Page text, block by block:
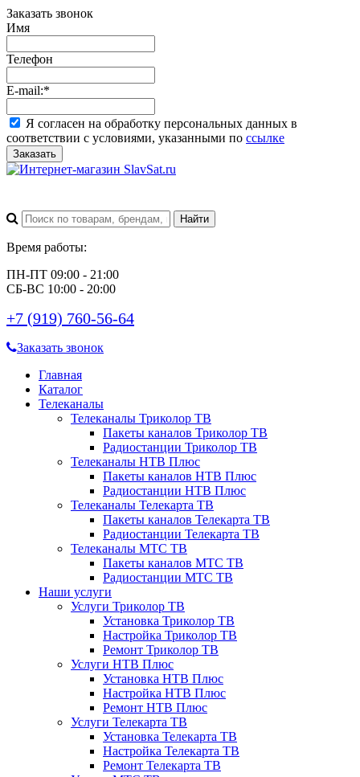
Заказать звонок
Имя
Телефон
E-mail:*
Я согласен на обработку персональных данных в
соответствии с условиями, указанными по ссылке
Заказать
Время работы:
ПН-ПТ 09:00 - 21:00
СБ-ВС 10:00 - 20:00
+7 (919) 760-56-64
Заказать звонок
Главная
Каталог
Телеканалы
Телеканалы Триколор ТВ
Пакеты каналов Триколор ТВ
Радиостанции Триколор ТВ
Телеканалы НТВ Плюс
Пакеты каналов НТВ Плюс
Радиостанции НТВ Плюс
Телеканалы Телекарта ТВ
Пакеты каналов Телекарта ТВ
Радиостанции Телекарта ТВ
Телеканалы МТС ТВ
Пакеты каналов МТС ТВ
Радиостанции МТС ТВ
Наши услуги
Услуги Триколор ТВ
Установка Триколор ТВ
Настройка Триколор ТВ
Ремонт Триколор ТВ
Услуги НТВ Плюс
Установка НТВ Плюс
Настройка НТВ Плюс
Ремонт НТВ Плюс
Услуги Телекарта ТВ
Установка Телекарта ТВ
Настройка Телекарта ТВ
Ремонт Телекарта ТВ